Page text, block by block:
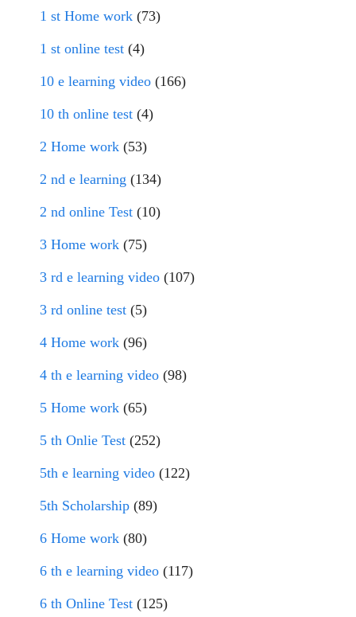
1 st Home work (73)
1 st online test (4)
10 e learning video (166)
10 th online test (4)
2 Home work (53)
2 nd e learning (134)
2 nd online Test (10)
3 Home work (75)
3 rd e learning video (107)
3 rd online test (5)
4 Home work (96)
4 th e learning video (98)
5 Home work (65)
5 th Onlie Test (252)
5th e learning video (122)
5th Scholarship (89)
6 Home work (80)
6 th e learning video (117)
6 th Online Test (125)